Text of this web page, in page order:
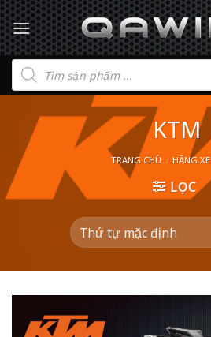
Tìm
kiếm
sản
phẩm
KTM
TRANG CHỦ / HÃNG XE
LỌC